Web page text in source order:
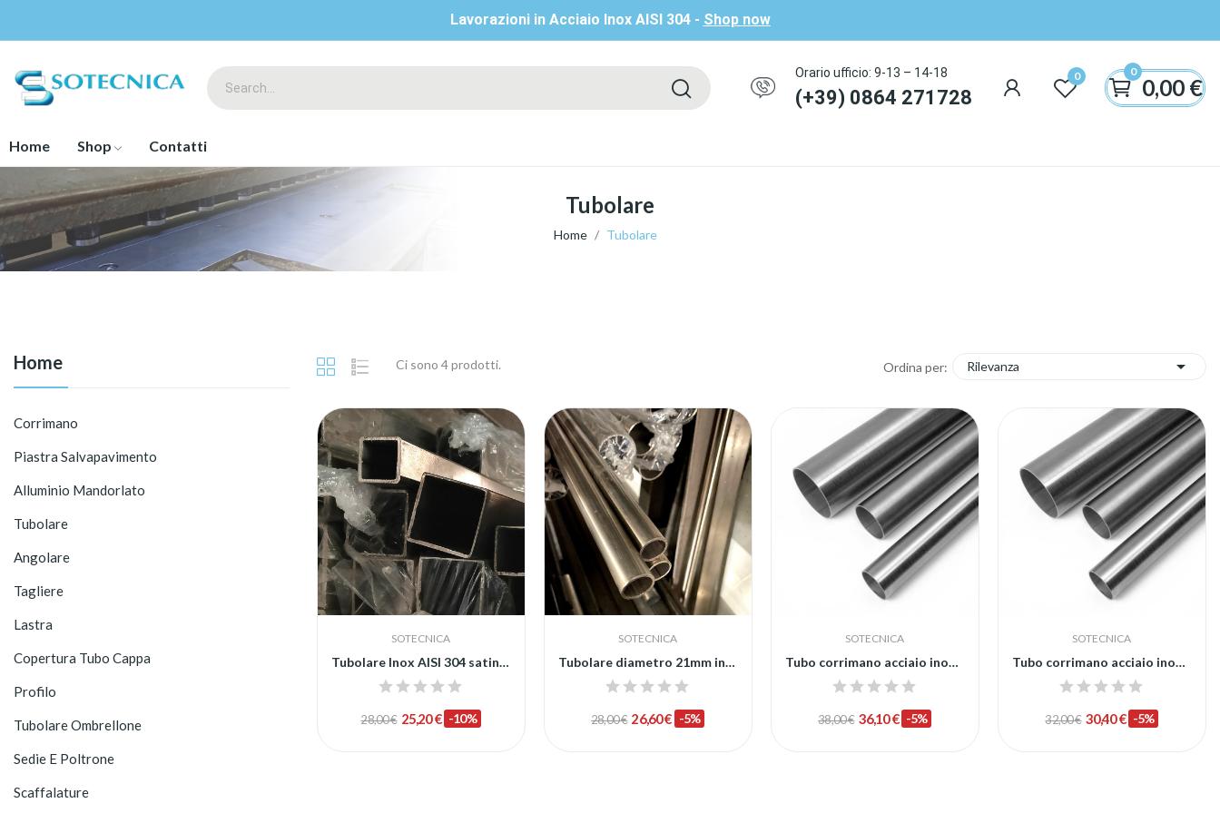
Lavorazioni in Acciaio Inox AISI 304 - Shop now
Orario ufficio: 9-13 – 14-18
(+39) 0864 271728
0 0,00 €
0
Home Shop Contatti
Tubolare
Home Tubolare
Home
Corrimano
Piastra Salvapavimento
Alluminio Mandorlato
Tubolare
Angolare
Tagliere
Lastra
Copertura Tubo Cappa
Profilo
Tubolare Ombrellone
Sedie E Poltrone
Scaffalature
Ci sono 4 prodotti. Ordina per: Rilevanza 
SOTECNICA
Tubolare Inox AISI 304 satinato - L1000 mm
28,00 € 25,20 € -10%
SOTECNICA
Tubolare diametro 21mm inox AISI 304
28,00 € 26,60 € -5%
SOTECNICA
Tubo corrimano acciaio inox diametro 48.3
38,00 € 36,10 € -5%
SOTECNICA
Tubo corrimano acciaio inox diametro 42
32,00 € 30,40 € -5%